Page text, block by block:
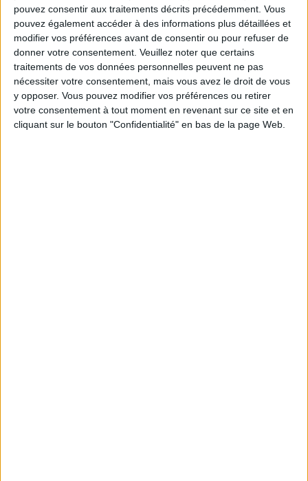
pouvez consentir aux traitements décrits précédemment. Vous
pouvez également accéder à des informations plus détaillées et
modifier vos préférences avant de consentir ou pour refuser de
donner votre consentement. Veuillez noter que certains
traitements de vos données personnelles peuvent ne pas
nécessiter votre consentement, mais vous avez le droit de vous
y opposer. Vous pouvez modifier vos préférences ou retirer
votre consentement à tout moment en revenant sur ce site et en
cliquant sur le bouton "Confidentialité" en bas de la page Web.
LES MEILLEURS HÔTELS POUR UN WEEK-END SPA ET GASTRONOMIE